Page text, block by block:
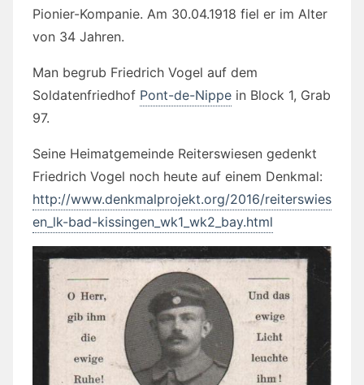
Pionier-Kompanie. Am 30.04.1918 fiel er im Alter
von 34 Jahren.
Man begrub Friedrich Vogel auf dem
Soldatenfriedhof Pont-de-Nippe in Block 1, Grab
97.
Seine Heimatgemeinde Reiterswiesen gedenkt
Friedrich Vogel noch heute auf einem Denkmal:
http://www.denkmalprojekt.org/2016/reiterswies
en_lk-bad-kissingen_wk1_wk2_bay.html